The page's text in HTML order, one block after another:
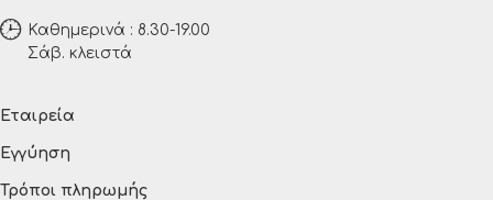
Καθημερινά : 8.30-19.00
Σάβ. κλειστά
Εταιρεία
Εγγύηση
Τρόποι πληρωμής